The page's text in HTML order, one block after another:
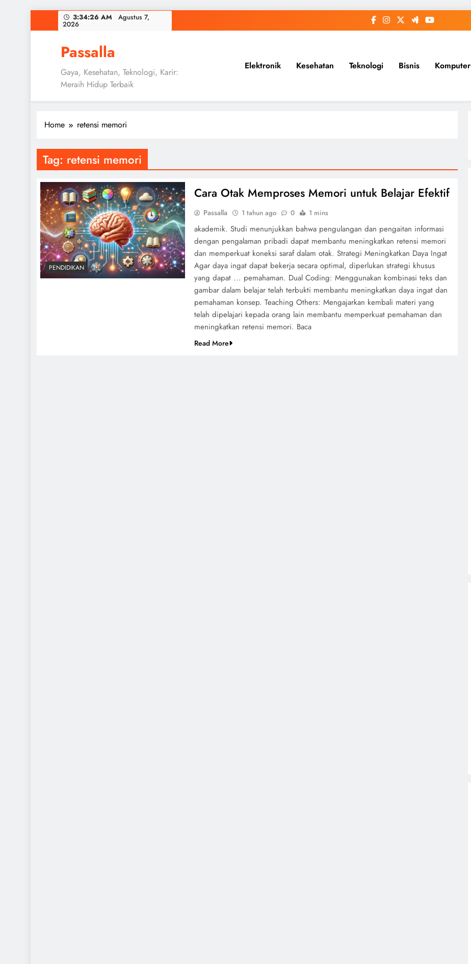
to
3:34:27 AM Agustus 7, 2026
Passalla
Gaya, Kesehatan, Teknologi, Karir:
Meraih Hidup Terbaik
Elektronik Kesehatan Teknologi Bisnis Komputer
Home retensi memori
Tag: retensi memori
PENDIDIKAN
Cara Otak Memproses Memori untuk Belajar Efektif
Passalla 1 tahun ago 0 1 mins
akademik. Studi menunjukkan bahwa pengulangan dan pengaitan informasi
dengan pengalaman pribadi dapat membantu meningkatkan retensi memori
dan memperkuat koneksi saraf dalam otak. Strategi Meningkatkan Daya Ingat
Agar daya ingat dapat bekerja secara optimal, diperlukan strategi khusus
yang dapat ... pemahaman. Dual Coding: Menggunakan kombinasi teks dan
gambar dalam belajar telah terbukti membantu meningkatkan daya ingat dan
pemahaman konsep. Teaching Others: Mengajarkan kembali materi yang
telah dipelajari kepada orang lain membantu memperkuat pemahaman dan
meningkatkan retensi memori. Baca
Read More